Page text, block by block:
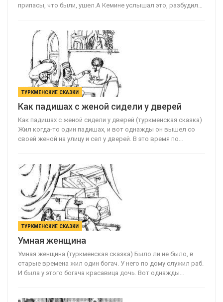
припасы, что были, ушел.А Кемине услышал это, разбудил…
ТУРКМЕНСКИЕ СКАЗКИ
Как падишах с женой сидели у дверей
Как падишах с женой сидели у дверей (туркменская сказка)
Жил когда-то один падишах, и вот однажды он вышел со
своей женой на улицу и сел у дверей. В это время по…
ТУРКМЕНСКИЕ СКАЗКИ
Умная женщина
Умная женщина (туркменская сказка) Было ли не было, в
старые времена жил один богач. У него по дому служил раб.
И была у этого богача красавица дочь. Вот однажды…